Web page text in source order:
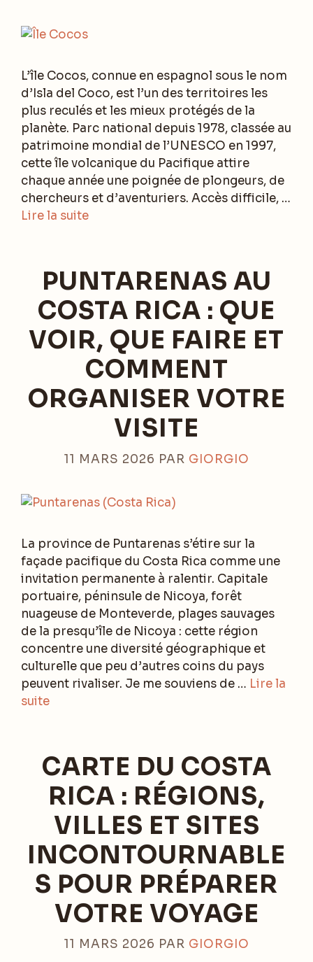
L’île Cocos, connue en espagnol sous le nom
d’Isla del Coco, est l’un des territoires les
plus reculés et les mieux protégés de la
planète. Parc national depuis 1978, classée au
patrimoine mondial de l’UNESCO en 1997,
cette île volcanique du Pacifique attire
chaque année une poignée de plongeurs, de
chercheurs et d’aventuriers. Accès difficile, …
Lire la suite
PUNTARENAS AU
COSTA RICA : QUE
VOIR, QUE FAIRE ET
COMMENT
ORGANISER VOTRE
VISITE
11 MARS 2026 PAR GIORGIO
La province de Puntarenas s’étire sur la
façade pacifique du Costa Rica comme une
invitation permanente à ralentir. Capitale
portuaire, péninsule de Nicoya, forêt
nuageuse de Monteverde, plages sauvages
de la presqu’île de Nicoya : cette région
concentre une diversité géographique et
culturelle que peu d’autres coins du pays
peuvent rivaliser. Je me souviens de … Lire la
suite
CARTE DU COSTA
RICA : RÉGIONS,
VILLES ET SITES
INCONTOURNABLE
S POUR PRÉPARER
VOTRE VOYAGE
11 MARS 2026 PAR GIORGIO